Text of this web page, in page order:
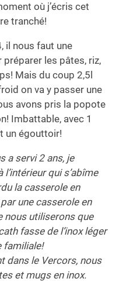
où j’écris cet
tranché!
il nous faut une
les pâtes, riz,
Mais du coup 2,5l
on va y passer une
avons pris la popote
Imbattable, avec 1
un égouttoir!
a servi 2 ans, je
qui s’abîme
la casserole en
une casserole en
nous utiliserons que
fasse de l’inox léger
familiale!
dans le Vercors, nous
et mugs en inox.